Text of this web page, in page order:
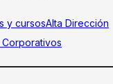
y cursosAlta Dirección
Corporativos